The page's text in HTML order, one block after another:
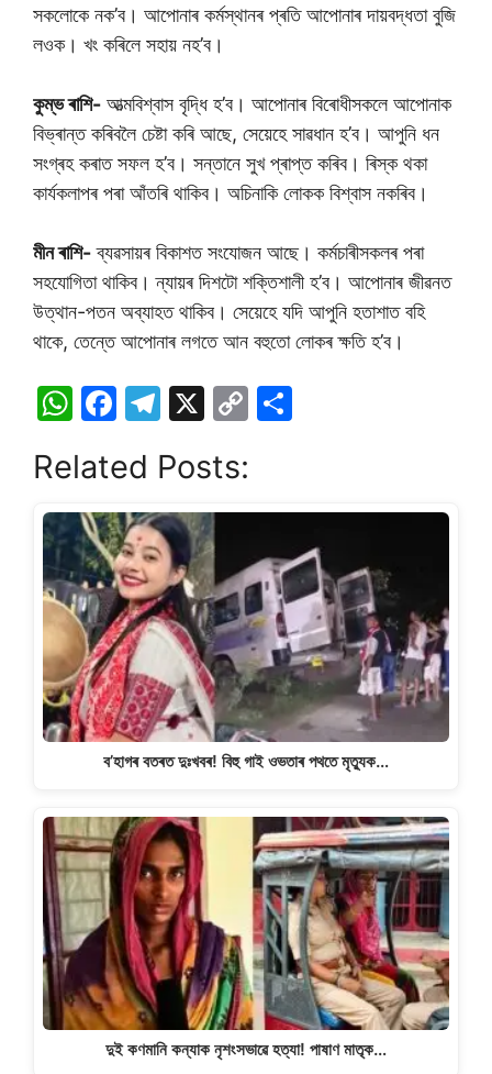
সকলোকে নক’ব। আপোনাৰ কৰ্মস্থানৰ প্ৰতি আপোনাৰ দায়বদ্ধতা বুজি
লওক। খং কৰিলে সহায় নহ’ব।
কুম্ভ ৰাশি- আত্মবিশ্বাস বৃদ্ধি হ’ব। আপোনাৰ বিৰোধীসকলে আপোনাক
বিভ্ৰান্ত কৰিবলৈ চেষ্টা কৰি আছে, সেয়েহে সাৱধান হ’ব। আপুনি ধন
সংগ্ৰহ কৰাত সফল হ’ব। সন্তানে সুখ প্ৰাপ্ত কৰিব। ৰিস্ক থকা
কাৰ্যকলাপৰ পৰা আঁতৰি থাকিব। অচিনাকি লোকক বিশ্বাস নকৰিব।
মীন ৰাশি-ব্যৱসায়ৰ বিকাশত সংযোজন আছে। কৰ্মচাৰীসকলৰ পৰা
সহযোগিতা থাকিব। ন্যায়ৰ দিশটো শক্তিশালী হ’ব। আপোনাৰ জীৱনত
উত্থান-পতন অব্যাহত থাকিব। সেয়েহে যদি আপুনি হতাশাত বহি
থাকে, তেন্তে আপোনাৰ লগতে আন বহুতো লোকৰ ক্ষতি হ’ব।
W
at
s
A
p
p
F
c
e
b
o
o
k
T
e
gr
a
m
X
C
y
n
k
e
Related Posts:
ব’হাগৰ বতৰত দুঃখবৰ! বিহু গাই ওভতাৰ পথতে মৃত্যুক…
দুই কণমানি কন্যাক নৃশংসভাৱে হত্যা! পাষাণ মাতৃক…